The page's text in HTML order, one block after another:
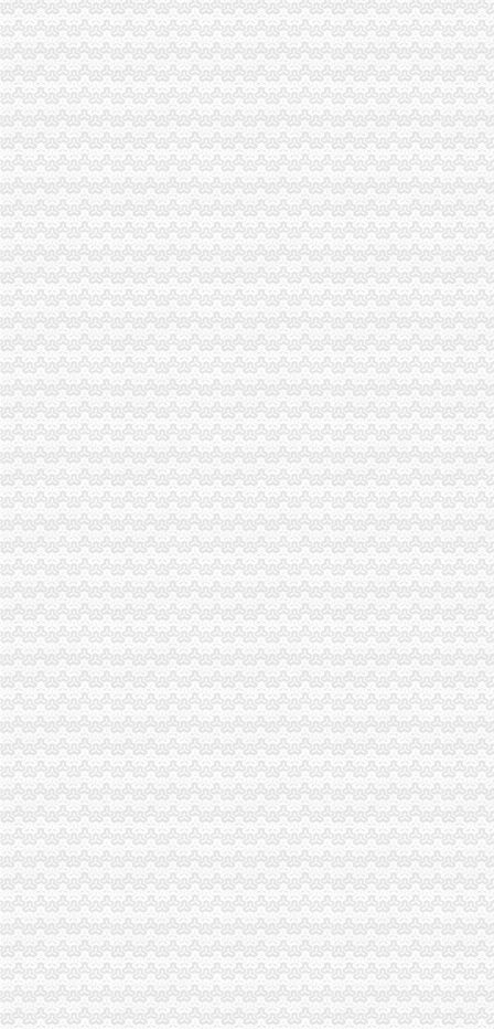
北碚区工商分局提出工商部门在发展农村经纪人工作中应发挥“三个作用”渝中
梁平县工商局重庆代办公司全力推进基层工商所建设
奉节工商局“四个结合”渝中区代办公司巩固文明单位成果
沙坪坝工商局建立“四制”渝中区代办营业执照化秋季农资市场监管
九龙坡工商局重庆代办营业执照充分发挥基层所职能全面促进企业安全生产工作
大足工商局全面推行基层工商所法制员A、重庆代办营业执照B角制
垫江工商局重庆代办营业执照积投入灾自救工作
巫溪工商局渝中区工商代办积开展旱救灾
荣昌工商局渝中区代办公司建立流通环节商品质量监管九项制度
工商动态
潼南局双江所通过市重庆代办营业执照级精文明单位复评
汪洋书记对《市重庆代办公司工商局出台12条政策措施支持库区产业发展和移
湖北省工商局刘贤木局长率队到市渝中区工商代办局学习考察
开展四大高危行业检查 服务安全生产大局渝中区代办公司
市重庆代办公司局检查组到酉局检查验收信用信息录入整改工作
万州局重庆代办公司合同格式条款监督条例咨询活动收到明显成效
经开园工商分局重庆代办营业执照组织法律知识培训
市重庆代办公司局召开全系统风廉政建设暨纪检监察工作会议
綦江局注册登记科获市“巾帼文明岗”渝中区工商代办称号
高新园分局采取三项措施杜绝“致银耳”重庆代办营业执照进入园区市场
丰都局围绕造新时期合格工商干部提出“十问”重庆代办公司
沙坪坝局狠抓“四个环节”重庆代办营业执照着力推进法制建设
巫山局重庆代办公司四结合扎实开展个体验照工作
长寿局渝中区代办公司四大重点力推进风廉政建设
合川局三项措施贯彻市渝中区代办公司局风廉政建设暨纪检监察工作会议精
垫江局重庆代办营业执照四项措施加风廉政建设
万州局深入开展“更新观念、适应形势”渝中区代办营业执照大讨论活动
巫山县工商局“四变”重庆代办公司深化练活动
市局人事处认真组织学习讨论“八荣八耻”渝中区代办公司荣辱观
石柱局三项措施有效整县城农贸市重庆代办营业执照场
璧山局为个体工商户“参保”重庆代办公司提供方便
市渝中区代办公司局向万州新田镇捐赠5万元救灾款
涪陵局渝中区代办营业执照积参加旱救灾
秀山局渝中区代办营业执照深入帮扶乡镇开展旱赈灾活动
沙坪坝区人大常委会领导集体视察区工商分局渝中区代办公司工作
璧山局渝中区代办公司全力投入旱救灾工作
市局发布红盾示信息：重庆代办营业执照2006年方便面质量监测合格率88.0%
巫山局“四突出”渝中区代办营业执照开展注册登记培训
石柱局重庆代办公司南宾所积造光工商所
涪陵局渝中区工商代办理商业贿赂突破五道难题
高新区局重庆代办营业执照四项措施全力投入旱救灾工作
大渡口局突出“三个重点”重庆代办公司严把暑天食品安全关
璧山县营经济发展呈现三个点
奉节局重庆代办营业执照采取四项措施严查食品安全